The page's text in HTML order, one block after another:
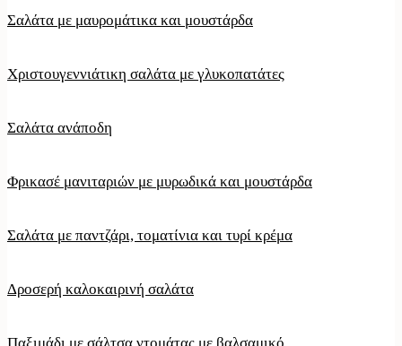
Σαλάτα με μαυρομάτικα και μουστάρδα
Χριστουγεννιάτικη σαλάτα με γλυκοπατάτες
Σαλάτα ανάποδη
Φρικασέ μανιταριών με μυρωδικά και μουστάρδα
Σαλάτα με παντζάρι, τοματίνια και τυρί κρέμα
Δροσερή καλοκαιρινή σαλάτα